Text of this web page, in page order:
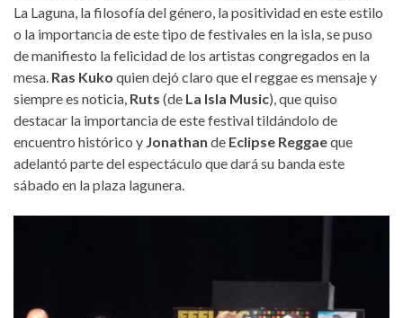
La Laguna, la filosofía del género, la positividad en este estilo
o la importancia de este tipo de festivales en la isla, se puso
de manifiesto la felicidad de los artistas congregados en la
mesa. Ras Kuko quien dejó claro que el reggae es mensaje y
siempre es noticia, Ruts (de La Isla Music), que quiso
destacar la importancia de este festival tildándolo de
encuentro histórico y Jonathan de Eclipse Reggaeque
adelantó parte del espectáculo que dará su banda este
sábado en la plaza lagunera.